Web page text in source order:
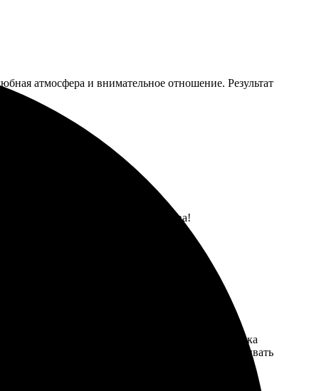
атмосфера и внимательное отношение. Результат
высоте. С радостью обращусь снова!
Печать качественная, цвета яркие. Доставка
следующий заказ. Все понравилось, буду заказывать